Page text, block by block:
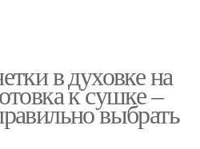
в духовке на
к сушке –
выбрать